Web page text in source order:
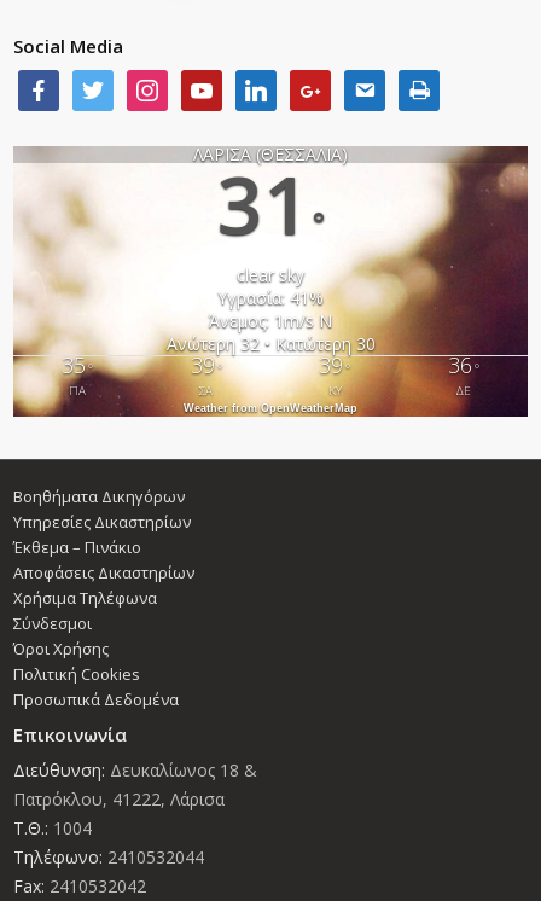
Social Media
ΛΑΡΙΣΑ (ΘΕΣΣΑΛΙΑ)
31 °
clear sky
Υγρασία: 41%
Άνεμος: 1m/s Ν
Ανώτερη 32 • Κατώτερη 30
35°
ΠΑ
39°
ΣΑ
39°
ΚΥ
36°
ΔΕ
Weather from OpenWeatherMap
Βοηθήματα Δικηγόρων
Υπηρεσίες Δικαστηρίων
Έκθεμα – Πινάκιο
Αποφάσεις Δικαστηρίων
Χρήσιμα Τηλέφωνα
Σύνδεσμοι
Όροι Χρήσης
Πολιτική Cookies
Προσωπικά Δεδομένα
Επικοινωνία
Διεύθυνση: Δευκαλίωνος 18 &
Πατρόκλου, 41222, Λάρισα
Τ.Θ.: 1004
Τηλέφωνο: 2410532044
Fax: 2410532042